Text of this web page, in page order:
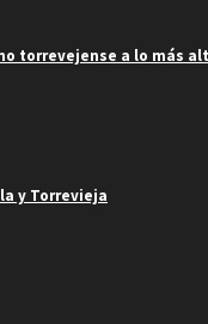
torrevejense a lo más
y Torrevieja